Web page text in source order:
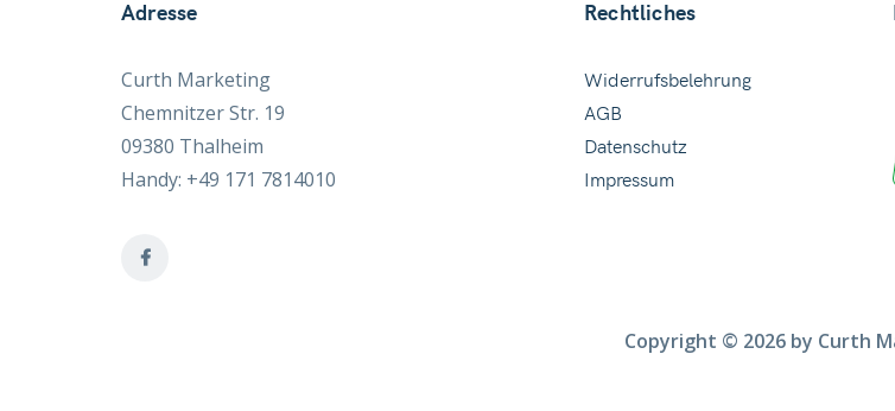
Adresse
Curth Marketing
Chemnitzer Str. 19
09380 Thalheim
Handy: +49 171 7814010
Rechtliches
Widerrufsbelehrung
AGB
Datenschutz
Impressum
Copyright © 2026 by Curth